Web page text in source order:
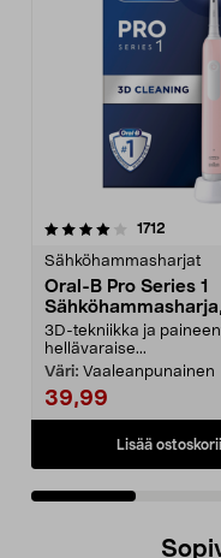
1712
Sähköhammasharjat
Oral-B Pro Series 1
harjaustilaa
3D-tekniikka ja
hellävaraise...
Väri: Vaaleanpunainen
39,99
Lisää
4.5 viidestä